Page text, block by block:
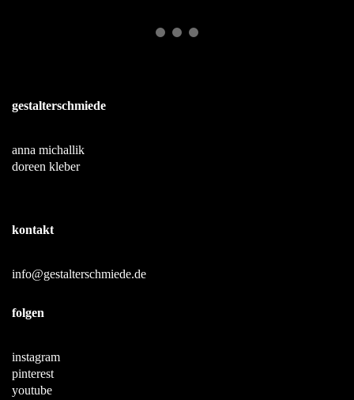
gestalterschmiede
anna michallik
doreen kleber
kontakt
info@gestalterschmiede.de
folgen
instagram
pinterest
youtube